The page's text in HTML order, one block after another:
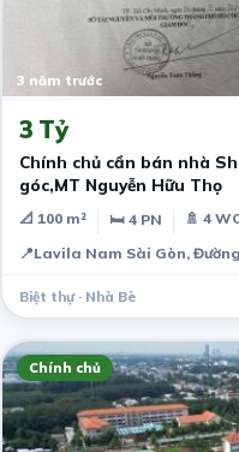
3 năm trước
3 Tỷ
Chính chủ cần bán nhà
góc,MT Nguyễn Hữu Thọ
📐 100 m² 🛏 4 PN
🚿 4
📍Lavila Nam Sài Gòn,
Biệt thự · Nhà Bè
Chính chủ